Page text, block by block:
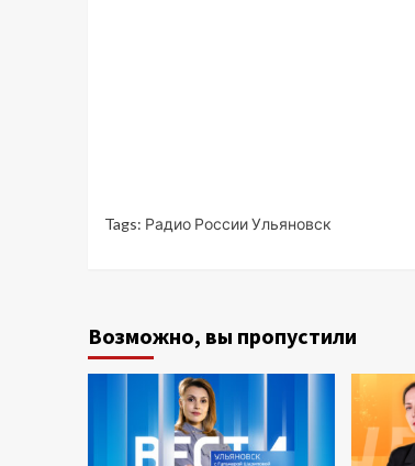
Tags: Радио России Ульяновск
Возможно, вы пропустили